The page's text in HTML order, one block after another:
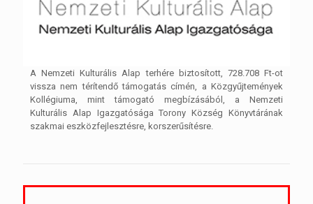
A Nemzeti Kulturális Alap terhére biztosított, 728.708 Ft-ot
vissza nem térítendő támogatás címén, a Közgyűjtemények
Kollégiuma, mint támogató megbízásából, a Nemzeti
Kulturális Alap Igazgatósága Torony Község Könyvtárának
szakmai eszközfejlesztésre, korszerűsítésre.